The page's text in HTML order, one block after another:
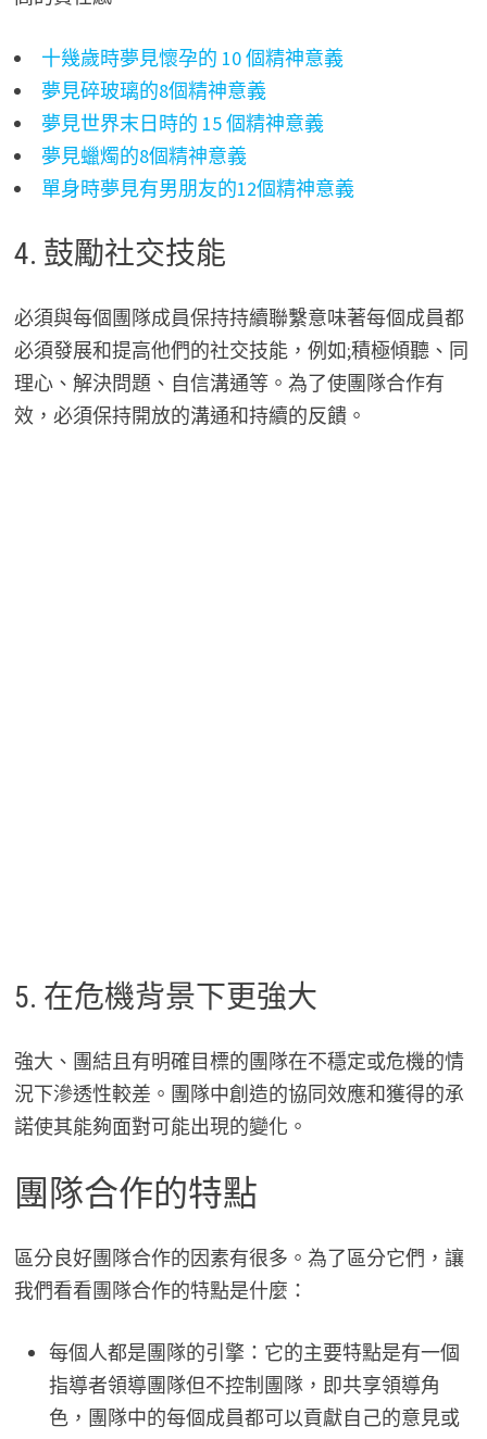
十幾歲時夢見懷孕的 10 個精神意義
夢見碎玻璃的8個精神意義
夢見世界末日時的 15 個精神意義
夢見蠟燭的8個精神意義
單身時夢見有男朋友的12個精神意義
4. 鼓勵社交技能
必須與每個團隊成員保持持續聯繫意味著每個成員都
必須發展和提高他們的社交技能，例如;積極傾聽、同
理心、解決問題、自信溝通等。為了使團隊合作有
效，必須保持開放的溝通和持續的反饋。
5. 在危機背景下更強大
強大、團結且有明確目標的團隊在不穩定或危機的情
況下滲透性較差。團隊中創造的協同效應和獲得的承
諾使其能夠面對可能出現的變化。
團隊合作的特點
區分良好團隊合作的因素有很多。為了區分它們，讓
我們看看團隊合作的特點是什麼：
每個人都是團隊的引擎：它的主要特點是有一個
指導者領導團隊但不控制團隊，即共享領導角
色，團隊中的每個成員都可以貢獻自己的意見或